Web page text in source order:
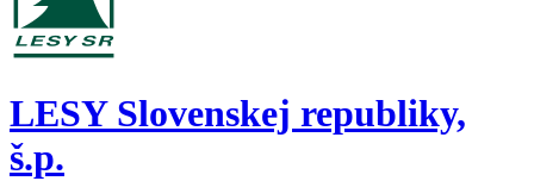
LESY Slovenskej republiky,
š.p.